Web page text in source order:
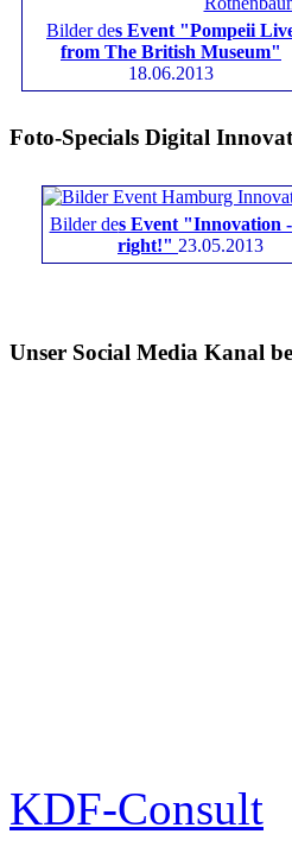
Bilder des Event "Pompeii
from The British Museum"
18.06.2013
Foto-Specials Digital
Bilder des Event "Innovation
right!" 23.05.2013
Unser Social Media Kanal
KDF-Consult